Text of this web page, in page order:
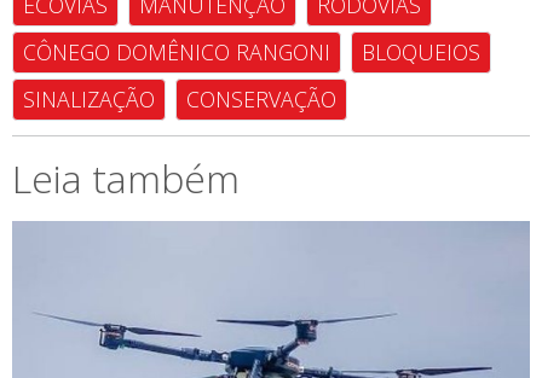
CÔNEGO DOMÊNICO RANGONI
BLOQUEIOS
SINALIZAÇÃO
CONSERVAÇÃO
Leia também